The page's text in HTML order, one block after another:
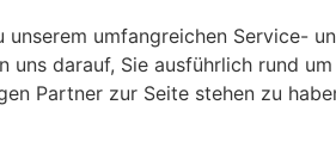
unserem umfangreichen Service-
uns darauf, Sie ausführlich rund
Partner zur Seite stehen zu